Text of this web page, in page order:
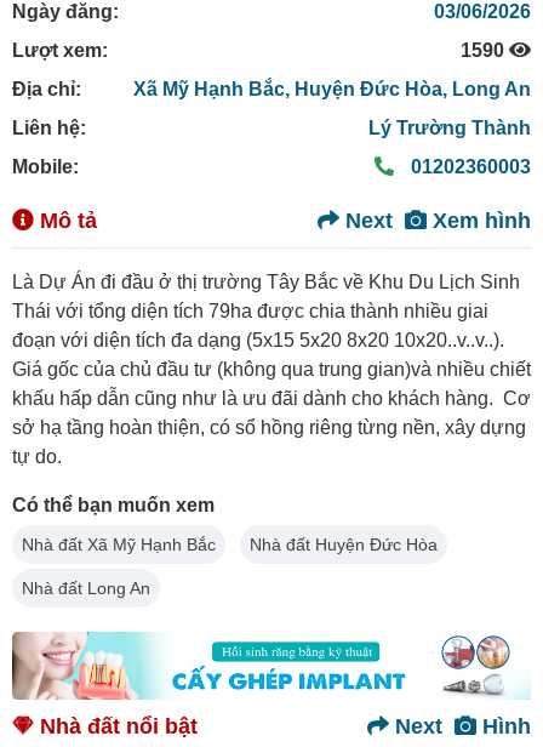
Ngày đăng:
03/06/2026
Lượt xem:
1590
Địa chỉ:
Xã Mỹ Hạnh Bắc, Huyện Đức Hòa, Long An
Liên hệ:
Lý Trường Thành
Mobile:
01202360003
Mô tả Xem hình
Next
Là Dự Án đi đầu ở thị trường Tây Bắc về Khu Du Lịch Sinh
Thái với tổng diện tích 79ha được chia thành nhiều giai
đoạn với diện tích đa dạng (5x15 5x20 8x20 10x20..v..v..).
Giá gốc của chủ đầu tư (không qua trung gian)và nhiều chiết
khấu hấp dẫn cũng như là ưu đãi dành cho khách hàng. Cơ
sở hạ tầng hoàn thiện, có sổ hồng riêng từng nền, xây dựng
tự do.
Có thể bạn muốn xem
Nhà đất Xã Mỹ Hạnh Bắc Nhà đất Huyện Đức Hòa
Nhà đất Long An
Nhà đất nổi bật Hình
Next